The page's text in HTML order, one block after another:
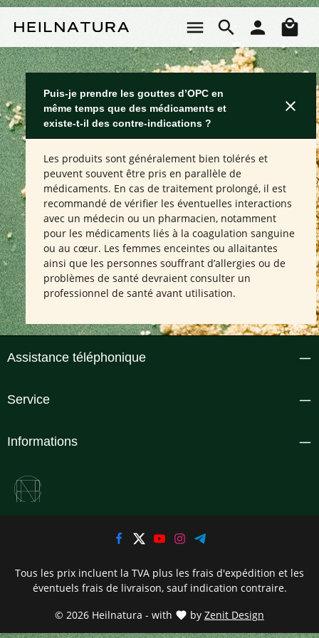
Puis-je prendre les gouttes d’OPC en
même temps que des médicaments et
existe-t-il des contre-indications ?
Les produits sont généralement bien tolérés et
peuvent souvent être pris en parallèle de
médicaments. En cas de traitement prolongé, il est
recommandé de vérifier les éventuelles interactions
avec un médecin ou un pharmacien, notamment
pour les médicaments liés à la coagulation sanguine
ou au cœur. Les femmes enceintes ou allaitantes
ainsi que les personnes souffrant d’allergies ou de
problèmes de santé devraient consulter un
professionnel de santé avant utilisation.
Assistance téléphonique
Service
Informations
© 2026 Heilnatura - with by Zenit Design
Tous les prix incluent la TVA plus les frais d'expédition et les
éventuels frais de livraison, sauf indication contraire.